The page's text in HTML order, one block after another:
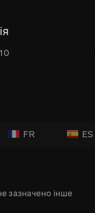
FR ES
зазначено інше